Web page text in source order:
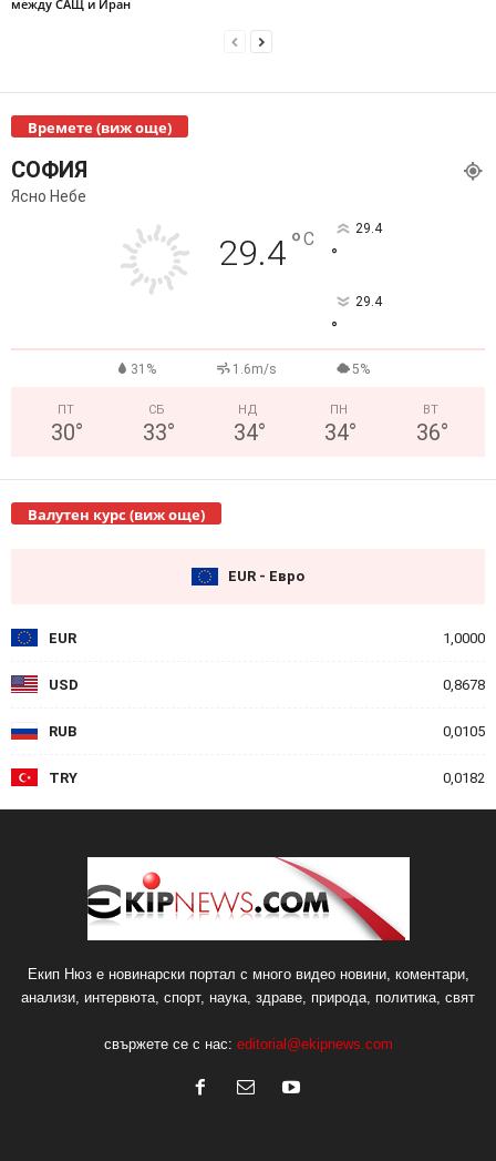
между САЩ и Иран
Времете (виж още)
СОФИЯ
Ясно Небе
29.4°C 29.4
°
29.4
°
31% 1.6m/s 5%
ПТ
30°
СБ
33°
НД
34°
ПН
34°
ВТ
36°
Валутен курс (виж още)
EUR - Евро
EUR 1,0000
USD 0,8678
RUB 0,0105
TRY 0,0182
Екип Нюз е новинарски портал с много видео новини, коментари,
анализи, интервюта, спорт, наука, здраве, природа, политика, свят
свържете се с нас: editorial@ekipnews.com